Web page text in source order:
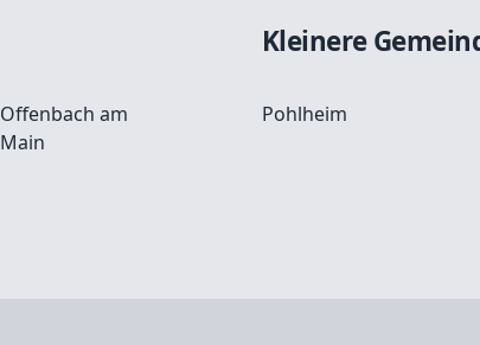
Offenbach am
Main
Kleinere
Pohlheim